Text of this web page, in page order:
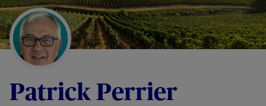
pied
de
page
Patrick Perrier